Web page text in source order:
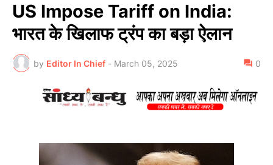
US Impose Tariff on India:
भारत के खिलाफ ट्रंप का बड़ा ऐलान
by Editor In Chief - March 05, 2025 0